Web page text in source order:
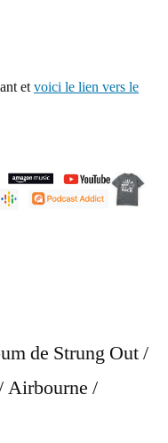
etvoici le lien vers le
de Strung Out /
Airbourne /